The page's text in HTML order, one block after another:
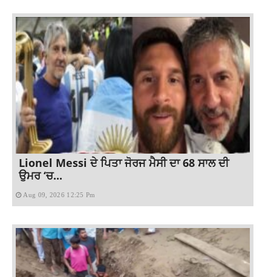
Lionel Messi ਦੇ ਪਿਤਾ ਜੋਰਜ ਮੈਸੀ ਦਾ 68 ਸਾਲ ਦੀ
ਉਮਰ ‘ਚ...
Aug 09, 2026 12:25 Pm